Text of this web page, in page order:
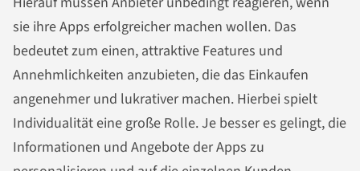
sie ihre Apps erfolgreicher machen wollen. Das
bedeutet zum einen, attraktive Features und
Annehmlichkeiten anzubieten, die das Einkaufen
angenehmer und lukrativer machen. Hierbei spielt
Individualität eine große Rolle. Je besser es gelingt, die
Informationen und Angebote der Apps zu